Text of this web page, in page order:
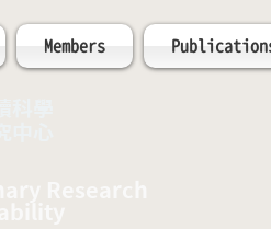
Members